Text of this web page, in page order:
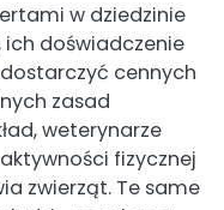
w dziedzinie
ich doświadczenie
cennych
zasad
weterynarze
fizycznej
zwierząt. Te same